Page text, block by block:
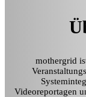
mothergrid
Videoreportagen